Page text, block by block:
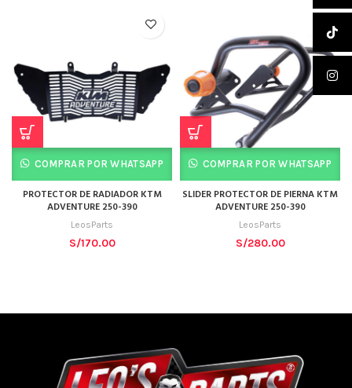
COMPRAR POR WHATSAPP
PROTECTOR DE RADIADOR KTM
ADVENTURE 250-390
LeosParts
S/170.00
COMPRAR POR WHATSAPP
SLIDER PROTECTOR DE PIERNA KTM
ADVENTURE 250-390
LeosParts
S/280.00